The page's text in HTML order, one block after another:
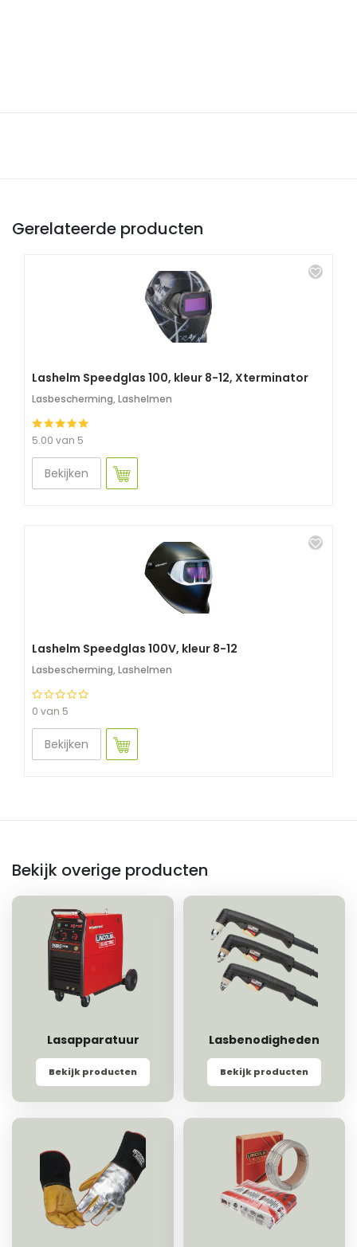
Gerelateerde producten
Lashelm Speedglas 100, kleur 8-12, Xterminator
Lasbescherming, Lashelmen
5.00 van 5
Bekijken
Lashelm Speedglas 100V, kleur 8-12
Lasbescherming, Lashelmen
0 van 5
Bekijken
Bekijk overige producten
Lasapparatuur
Bekijk producten
Lasbenodigheden
Bekijk producten